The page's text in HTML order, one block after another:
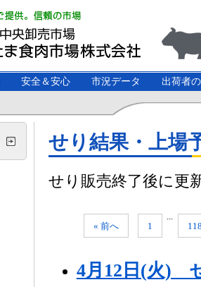
安全＆安心 市況データ 出荷者
せり結果・上場
せり販売終了後に更
« 前へ 1
4月12日(火)